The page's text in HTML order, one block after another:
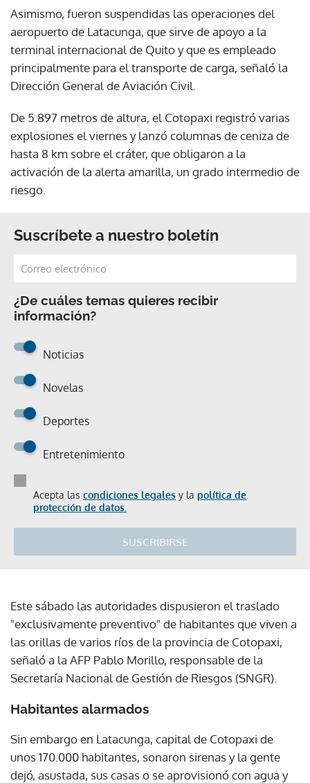
Asimismo, fueron suspendidas las operaciones del
aeropuerto de Latacunga, que sirve de apoyo a la
terminal internacional de Quito y que es empleado
principalmente para el transporte de carga, señaló la
Dirección General de Aviación Civil.
De 5.897 metros de altura, el Cotopaxi registró varias
explosiones el viernes y lanzó columnas de ceniza de
hasta 8 km sobre el cráter, que obligaron a la
activación de la alerta amarilla, un grado intermedio de
riesgo.
Suscríbete a nuestro boletín
¿De cuáles temas quieres recibir
información?
Noticias
Novelas
Deportes
Entretenimiento
Acepta las condiciones legales y la política de
protección de datos.
SUSCRIBIRSE
Este sábado las autoridades dispusieron el traslado
"exclusivamente preventivo" de habitantes que viven a
las orillas de varios ríos de la provincia de Cotopaxi,
señaló a la AFP Pablo Morillo, responsable de la
Secretaría Nacional de Gestión de Riesgos (SNGR).
Habitantes alarmados
Sin embargo en Latacunga, capital de Cotopaxi de
unos 170.000 habitantes, sonaron sirenas y la gente
dejó, asustada, sus casas o se aprovisionó con agua y